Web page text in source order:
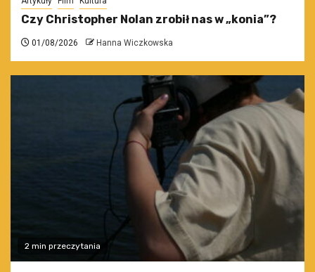
Czy Christopher Nolan zrobił nas w „konia”?
01/08/2026 Hanna Wiczkowska
2 min przeczytania